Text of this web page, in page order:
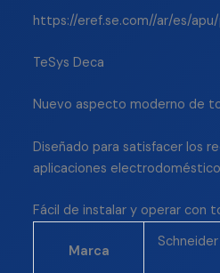
https://eref.se.com//ar/es/
TeSys Deca
Nuevo aspecto moderno de
Diseñado para satisfacer los
aplicaciones
Fácil de instalar y operar con
Marca